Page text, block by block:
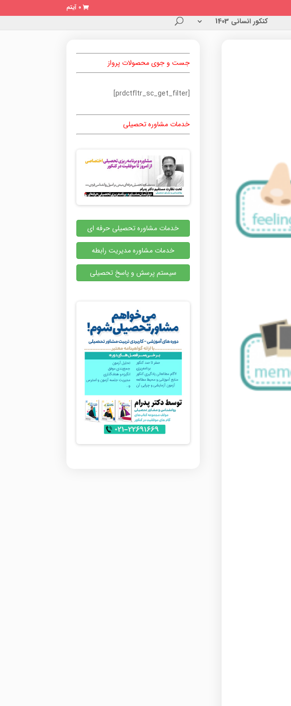
0 آیتم
کنکور انسانی 1403
جست و جوی محصولات پرواز
[prdctfltr_sc_get_filter]
خدمات مشاوره تحصیلی
خدمات مشاوره تحصیلی حرفه ای
خدمات مشاوره مدیریت رابطه
سیستم پرسش و پاسخ تحصیلی